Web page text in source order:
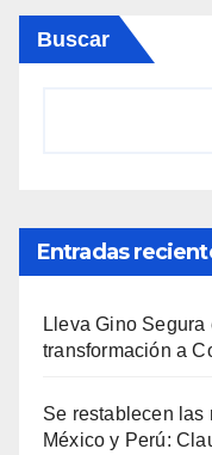
Buscar
Entradas
Lleva Gino
transformación a
Se restablecen las
México y Perú: